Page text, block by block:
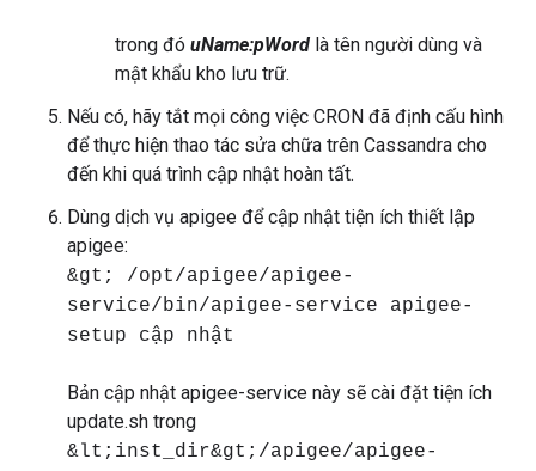
trong đó uName:pWord là tên người dùng và
mật khẩu kho lưu trữ.
Nếu có, hãy tắt mọi công việc CRON đã định cấu hình
để thực hiện thao tác sửa chữa trên Cassandra cho
đến khi quá trình cập nhật hoàn tất.
Dùng dịch vụ apigee để cập nhật tiện ích thiết lập
apigee:
&gt; /opt/apigee/apigee-
service/bin/apigee-service apigee-
setup cập nhật
Bản cập nhật apigee-service này sẽ cài đặt tiện ích
update.sh trong
&lt;inst_dir&gt;/apigee/apigee-